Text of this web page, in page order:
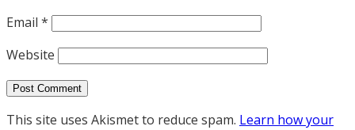
Email *
Website
This site uses Akismet to reduce spam. Learn how your